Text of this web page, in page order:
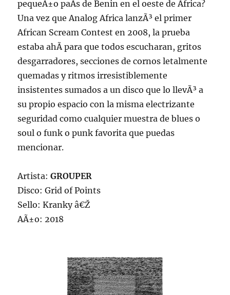
pequeÃ±o paÃ­s de Benin en el oeste de Ãfrica?
Una vez que Analog Africa lanzÃ³ el primer
African Scream Contest en 2008, la prueba
estaba ahÃ­ para que todos escucharan, gritos
desgarradores, secciones de cornos letalmente
quemadas y ritmos irresistiblemente
insistentes sumados a un disco que lo llevÃ³ a
su propio espacio con la misma electrizante
seguridad como cualquier muestra de blues o
soul o funk o punk favorita que puedas
mencionar.
Artista:GROUPER
Disco: Grid of Points
Sello: Kranky â€Ž
AÃ±o: 2018